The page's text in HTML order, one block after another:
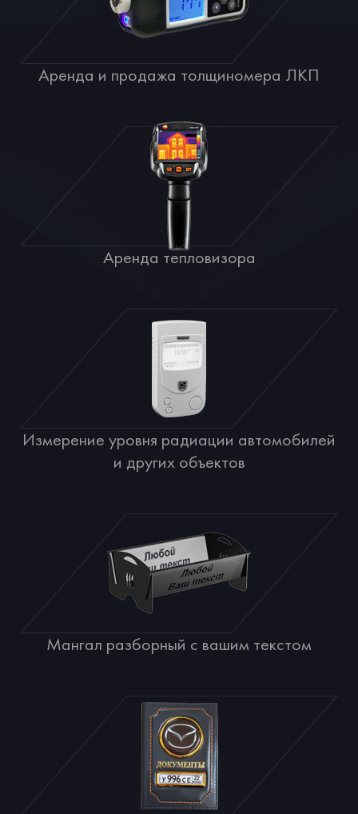
Аренда и продажа толщиномера ЛКП
Аренда тепловизора
Измерение уровня радиации автомобилей
и других объектов
Мангал разборный с вашим текстом